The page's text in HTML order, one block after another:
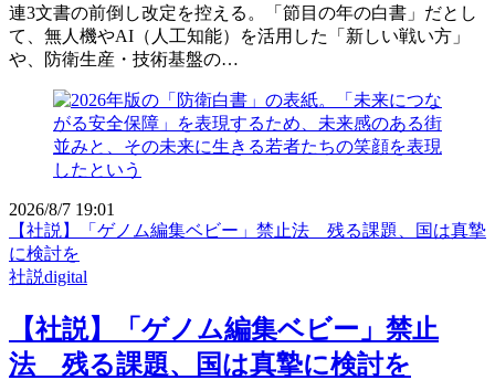
連3文書の前倒し改定を控える。「節目の年の白書」だとし
て、無人機やAI（人工知能）を活用した「新しい戦い方」
や、防衛生産・技術基盤の…
2026/8/7 19:01
【社説】「ゲノム編集ベビー」禁止法 残る課題、国は真摯
に検討を
社説digital
【社説】「ゲノム編集ベビー」禁止
法 残る課題、国は真摯に検討を